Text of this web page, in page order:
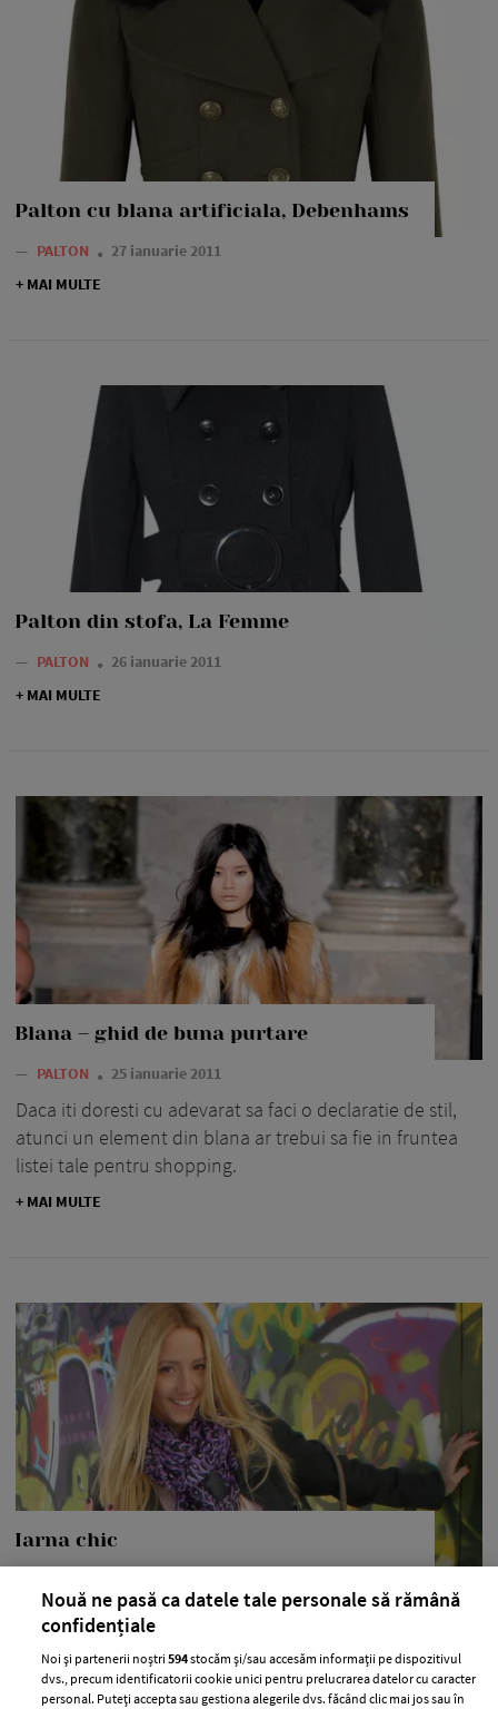
Palton cu blana artificiala, Debenhams
— PALTON
27 ianuarie 2011
+ MAI MULTE
Palton din stofa, La Femme
— PALTON
26 ianuarie 2011
+ MAI MULTE
Blana – ghid de buna purtare
— PALTON 25 ianuarie 2011
Daca iti doresti cu adevarat sa faci o declaratie de stil,
atunci un element din blana ar trebui sa fie in fruntea
listei tale pentru shopping.
+ MAI MULTE
Iarna chic
Manuela Lupascu din Bucuresti poarta esarfa si palton
H&M, botine Zara
+ MAI MULTE
Nouă ne pasă ca datele tale personale să rămână
confidențiale
Noi și partenerii noștri594stocăm și/sau accesăm informații pe dispozitivul
dvs., precum identificatorii cookie unici pentru prelucrarea datelor cu caracter
personal. Puteți accepta sau gestiona alegerile dvs. făcând clic mai jos sau în